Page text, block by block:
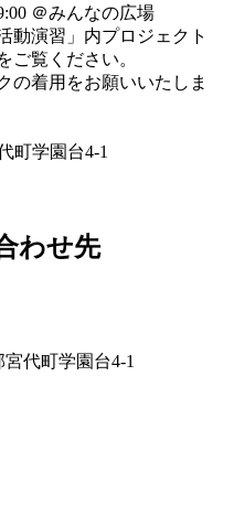
＠みんなの広場
動演習」内プロジェクト
覧ください。
の着用をお願いいたしま
町学園台4-1
わせ先
代町学園台4-1